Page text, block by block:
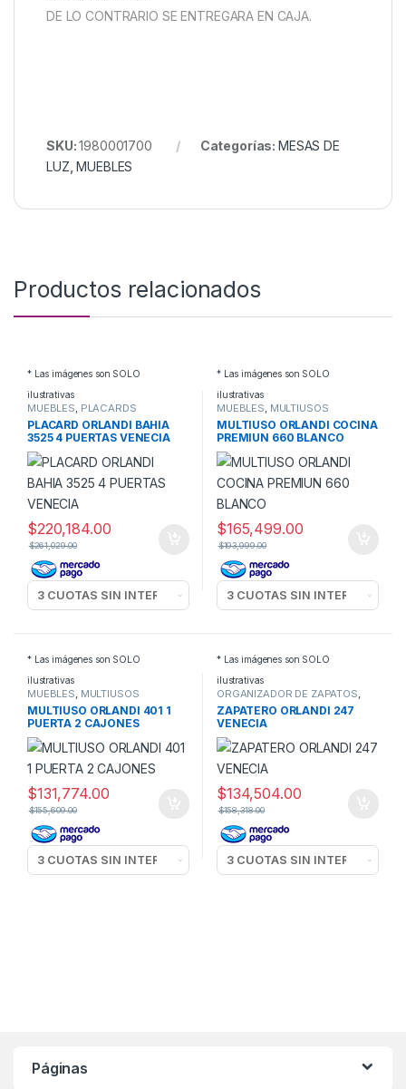
DE LO CONTRARIO SE ENTREGARA EN CAJA.
SKU:1980001700 Categorías: MESAS DE
LUZ ,MUEBLES
Productos relacionados
* Las imágenes son SOLO
ilustrativas
MUEBLES, PLACARDS
PLACARD ORLANDI BAHIA
3525 4 PUERTAS VENECIA
$220,184.00
$261,029.00
* Las imágenes son SOLO
ilustrativas
MUEBLES, MULTIUSOS
MULTIUSO ORLANDI COCINA
PREMIUN 660 BLANCO
$165,499.00
$193,999.00
* Las imágenes son SOLO
ilustrativas
MUEBLES MULTIUSOS
MULTIUSO ORLANDI 401 1
PUERTA 2 CAJONES
$131,774.00
$155,609.00
* Las imágenes son SOLO
ilustrativas
ORGANIZADOR DE ZAPATOS
ZAPATERO ORLANDI 247
VENECIA
$134,504.00
$158,318.00
Páginas